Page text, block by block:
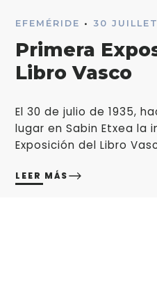
EFEMÉRIDE • 30
Primera
Libro Vasco
El 30 de julio de 1935,
lugar en Sabin Etxea la
Exposición del Libro
LEER MÁS